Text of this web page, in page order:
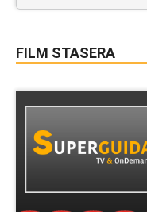
FILM STASERA